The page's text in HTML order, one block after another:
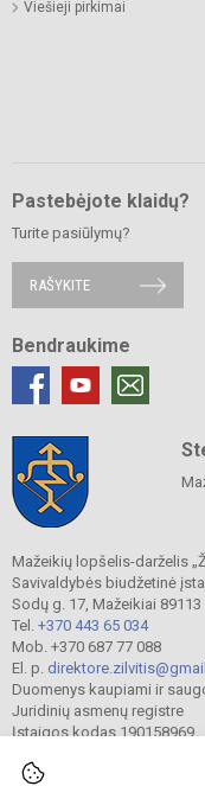
Viešieji pirkimai
Pastebėjote klaidų?
Turite pasiūlymų?
RAŠYKITE
Bendraukime
Mažeikių lopšelis-darželis
Savivaldybės biudžetinė
Sodų g. 17, Mažeikiai 89113
Tel. +370 443 65 034
Mob. +370 687 77 088
El. p.
Duomenys kaupiami ir
Juridinių asmenų registre
Įstaigos kodas 190158969